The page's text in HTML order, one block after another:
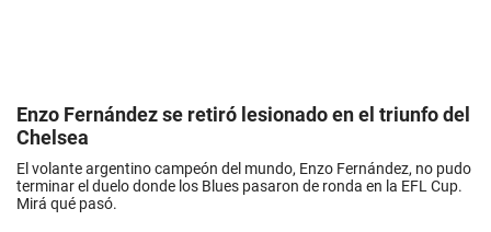
Enzo Fernández se retiró lesionado en el triunfo del
Chelsea
El volante argentino campeón del mundo, Enzo Fernández, no pudo
terminar el duelo donde los Blues pasaron de ronda en la EFL Cup.
Mirá qué pasó.